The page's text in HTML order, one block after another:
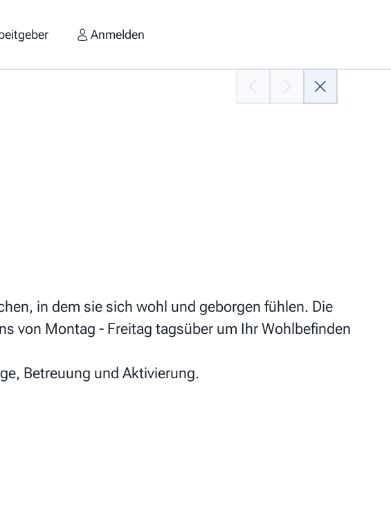
Anmelden
in dem sie sich wohl und geborgen fühlen. Die
von Montag - Freitag tagsüber um Ihr Wohlbefinden
Betreuung und Aktivierung.